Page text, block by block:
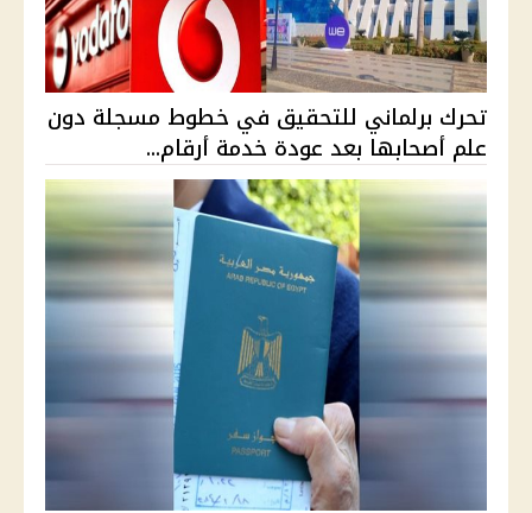
تحرك برلماني للتحقيق في خطوط مسجلة دون
علم أصحابها بعد عودة خدمة أرقام...